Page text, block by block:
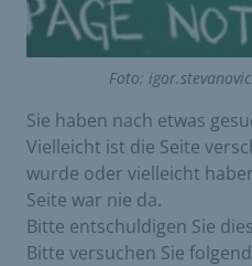
Foto:
Sie haben nach etwas
Vielleicht ist die Seite
wurde oder vielleicht
Seite war nie da.
Bitte entschuldigen Sie
Bitte versuchen Sie